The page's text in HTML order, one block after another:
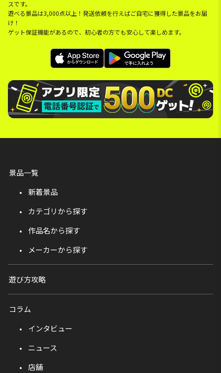
スです。
遊べる景品は3,000点以上！発送依頼を行えばご自宅に獲得した景品をお届
け！
ゲット保証機能があるので、初心者の方でも安心して楽しめます。
景品一覧
新着景品
カテゴリから探す
作品名から探す
メーカーから探す
遊び方攻略
コラム
インタビュー
ニュース
店舗